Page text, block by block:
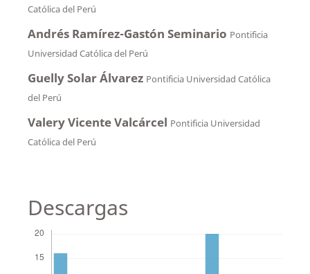
Católica del Perú
Andrés Ramírez-Gastón Seminario Pontificia
Universidad Católica del Perú
Guelly Solar Álvarez Pontificia Universidad Católica
del Perú
Valery Vicente Valcárcel Pontificia Universidad
Católica del Perú
Descargas